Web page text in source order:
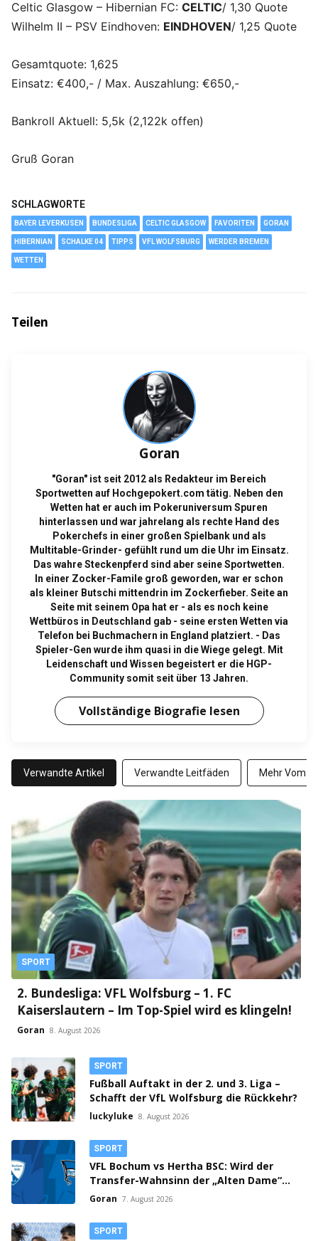
Celtic Glasgow – Hibernian FC: CELTIC/ 1,30 Quote
Wilhelm II – PSV Eindhoven: EINDHOVEN/ 1,25 Quote
Gesamtquote: 1,625
Einsatz: €400,- / Max. Auszahlung: €650,-
Bankroll Aktuell: 5,5k (2,122k offen)
Gruß Goran
SCHLAGWORTE
BAYER LEVERKUSEN BUNDESLIGA CELTIC GLASGOW FAVORITEN GORAN
HIBERNIAN SCHALKE 04 TIPPS VFL WOLFSBURG WERDER BREMEN
WETTEN
Teilen
Goran
"Goran" ist seit 2012 als Redakteur im Bereich
Sportwetten auf Hochgepokert.com tätig. Neben den
Wetten hat er auch im Pokeruniversum Spuren
hinterlassen und war jahrelang als rechte Hand des
Pokerchefs in einer großen Spielbank und als
Multitable-Grinder- gefühlt rund um die Uhr im Einsatz.
Das wahre Steckenpferd sind aber seine Sportwetten.
In einer Zocker-Famile groß geworden, war er schon
als kleiner Butschi mittendrin im Zockerfieber. Seite an
Seite mit seinem Opa hat er - als es noch keine
Wettbüros in Deutschland gab - seine ersten Wetten via
Telefon bei Buchmachern in England platziert. - Das
Spieler-Gen wurde ihm quasi in die Wiege gelegt. Mit
Leidenschaft und Wissen begeistert er die HGP-
Community somit seit über 13 Jahren.
Vollständige Biografie lesen
Verwandte Artikel Verwandte Leitfäden Mehr Vom
SPORT
2. Bundesliga: VFL Wolfsburg – 1. FC
Kaiserslautern – Im Top-Spiel wird es klingeln!
Goran 8. August 2026
SPORT
Fußball Auftakt in der 2. und 3. Liga –
Schafft der VfL Wolfsburg die Rückkehr?
luckyluke 8. August 2026
SPORT
VFL Bochum vs Hertha BSC: Wird der
Transfer-Wahnsinn der „Alten Dame“
zum Verhängnis?
Goran 7. August 2026
SPORT